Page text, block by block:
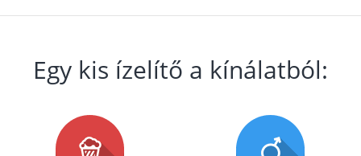
Egy kis ízelítő a kínálatból: